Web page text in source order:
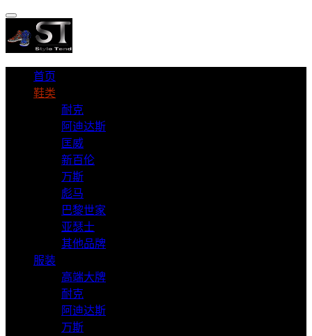
首页
鞋类
耐克
阿迪达斯
匡威
新百伦
万斯
彪马
巴黎世家
亚瑟士
其他品牌
服装
高端大牌
耐克
阿迪达斯
万斯